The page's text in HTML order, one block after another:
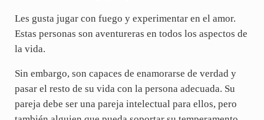
Les gusta jugar con fuego y experimentar en el amor.
Estas personas son aventureras en todos los aspectos de
la vida.
Sin embargo, son capaces de enamorarse de verdad y
pasar el resto de su vida con la persona adecuada. Su
pareja debe ser una pareja intelectual para ellos, pero